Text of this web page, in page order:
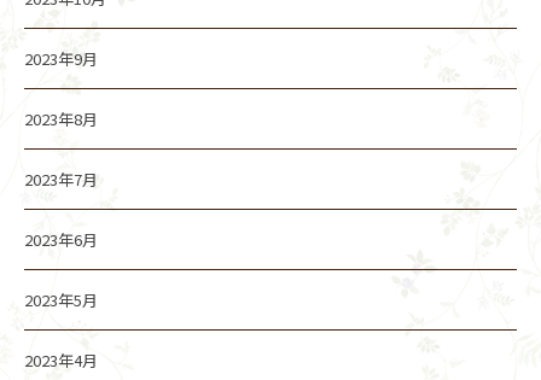
2023年9月
2023年8月
2023年7月
2023年6月
2023年5月
2023年4月